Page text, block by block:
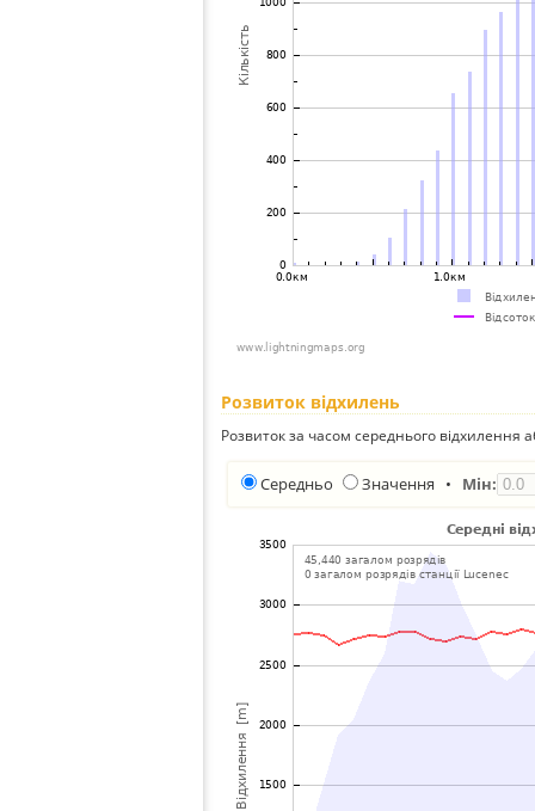
Розвиток відхилень
Розвиток за часом середнього відхилення
Середньо Значення • Мін: